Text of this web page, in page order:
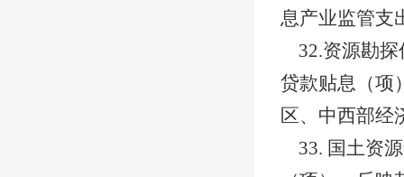
息产业监管支
32.资源勘
贷款贴息（项
区、中西部经
33. 国土资